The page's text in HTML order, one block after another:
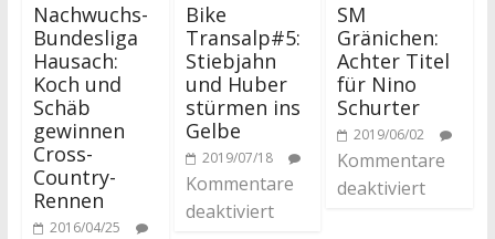
Nachwuchs-
Bundesliga
Hausach:
Koch und
Schäb
gewinnen
Cross-
Country-
Rennen
2016/04/25
Bike
Transalp#5:
Stiebjahn
und Huber
stürmen ins
Gelbe
2019/07/18
Kommentare
deaktiviert
SM
Gränichen:
Achter Titel
für Nino
Schurter
2019/06/02
Kommentare
deaktiviert